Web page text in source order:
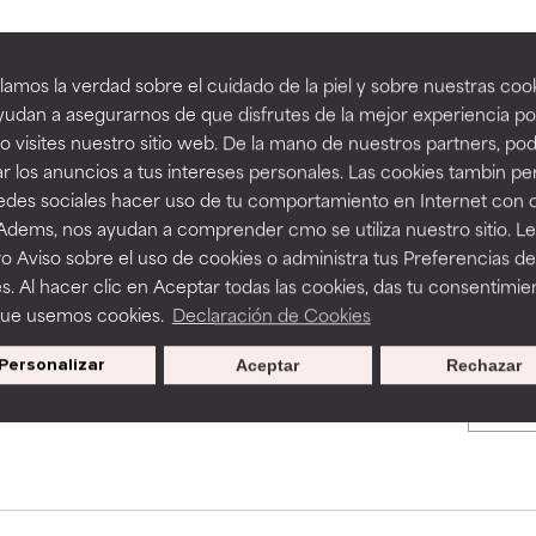
la verdad sobre el cuidado de la piel y sobre nuestras
a asegurarnos de que disfrutes de la mejor experiencia
visites nuestro sitio web. De la mano de nuestros partners,
los anuncios a tus intereses personales. Las cookies tambin
sociales hacer uso de tu comportamiento en Internet con
nos ayudan a comprender cmo se utiliza nuestro sitio.
Aviso sobre el uso de cookies o administra tus Preferencias de
Al hacer clic en Aceptar todas las cookies, das tu
usemos cookies. Declaración de Cookies
Personalizar Rechazar
Aceptar
BACK TO SEARCH
to assess ingredients in this dictionary. Regulations
tan beneficiosos como los de la categoría excelente, suelen ser
la estabilidad o la absorción de una fórmula.
ciertas limitaciones en cuanto a su apariencia, estabilidad o
básicos o que no cuentan con suficiente respaldo científico.
algunos beneficios se recomienda evitarlo por su
provocar efectos adversos como irritación, inflamación o
tan beneficiosos como los de la categoría excelente, suelen ser
la estabilidad o la absorción de una fórmula.
ciertas limitaciones en cuanto a su apariencia, estabilidad o
básicos o que no cuentan con suficiente respaldo científico.
algunos beneficios se recomienda evitarlo por su
provocar efectos adversos como irritación, inflamación o
Promociones exclusivas al